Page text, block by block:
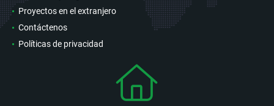
Proyectos en el extranjero
Contáctenos
Políticas de privacidad